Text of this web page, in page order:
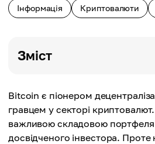
Інформація Криптовалюти
Зміст
Bitcoin є піонером
гравцем у секторі
важливою складовою портфеля
досвідченого інвестора.